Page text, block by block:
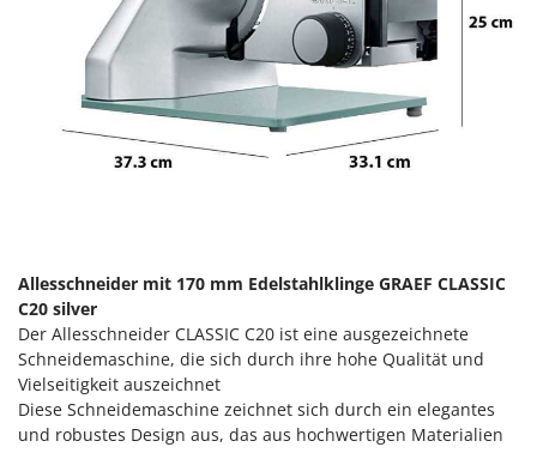
Klimaanlagen – Klimageräte
Knetmaschinen
Knochensägen
Kompressoren - elektrisch
Kompressoren für Ernte und Baumschnitt
L
Laderampe aus Aluminium
Laubsauger - Laubbläser
Laubsauger auf Rädern
Luftentfeuchter
Echo
EcoFlow
Edilmark
Effeuno
Energy Gruppi
Enotecnica Pillan
Eschenfelder
EuroMech
Eurosystems
Allesschneider mit 170 mm Edelstahlklinge GRAEF CLASSIC
C20 silver
Der Allesschneider CLASSIC C20 ist eine ausgezeichnete
Schneidemaschine, die sich durch ihre hohe Qualität und
Vielseitigkeit auszeichnet
Diese Schneidemaschine zeichnet sich durch ein elegantes
und robustes Design aus, das aus hochwertigen Materialien